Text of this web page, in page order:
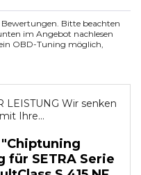
Bewertungen. Bitte beachten
im Angebot nachlesen
OBD-Tuning möglich,
LEISTUNG Wir senken
Ihre...
SETRA Serie